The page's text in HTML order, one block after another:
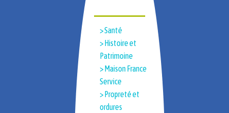
> Santé
> Histoire et
Patrimoine​
> Maison France
Service
> Propreté et
ordures